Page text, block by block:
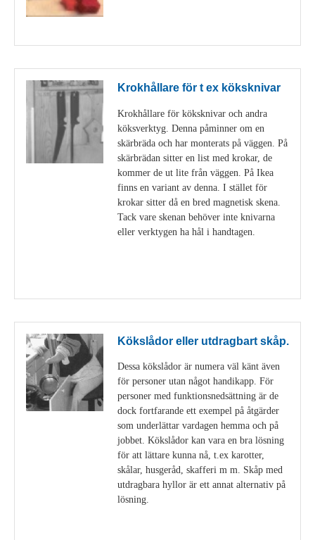
Krokhållare för t ex köksknivar
Krokhållare för köksknivar och andra
köksverktyg. Denna påminner om en
skärbräda och har monterats på väggen. På
skärbrädan sitter en list med krokar, de
kommer de ut lite från väggen. På Ikea
finns en variant av denna. I stället för
krokar sitter då en bred magnetisk skena.
Tack vare skenan behöver inte knivarna
eller verktygen ha hål i handtagen.
Kökslådor eller utdragbart skåp.
Dessa kökslådor är numera väl känt även
för personer utan något handikapp. För
personer med funktionsnedsättning är de
dock fortfarande ett exempel på åtgärder
som underlättar vardagen hemma och på
jobbet. Kökslådor kan vara en bra lösning
för att lättare kunna nå, t.ex karotter,
skålar, husgeråd, skafferi m m. Skåp med
utdragbara hyllor är ett annat alternativ på
lösning.